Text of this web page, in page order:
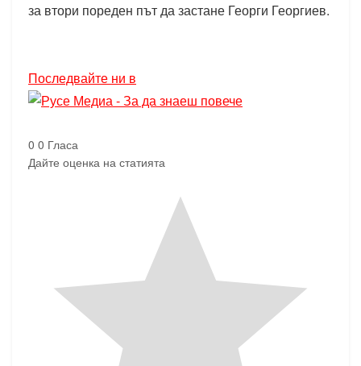
за втори пореден път да застане Георги Георгиев.
Последвайте ни в
0 0 Гласа
Дайте оценка на статията